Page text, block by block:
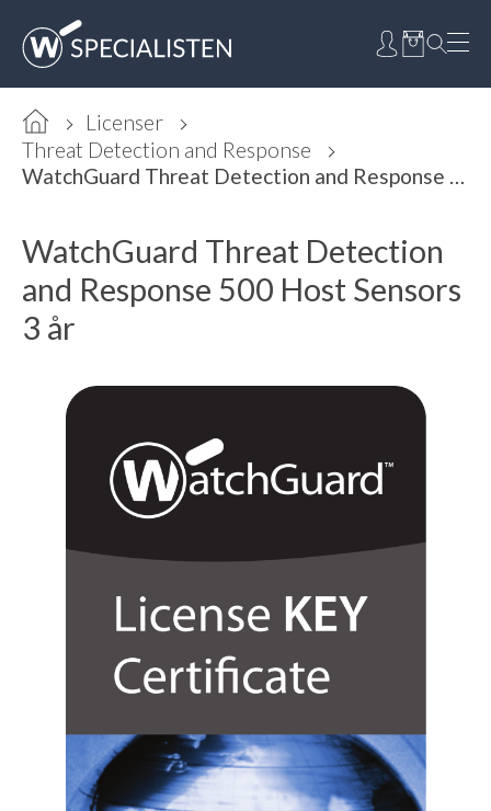
Licenser
Threat Detection and Response
WatchGuard Threat Detection and Response 500 Host Sensors 3 år
WatchGuard Threat Detection
and Response 500 Host Sensors
3 år